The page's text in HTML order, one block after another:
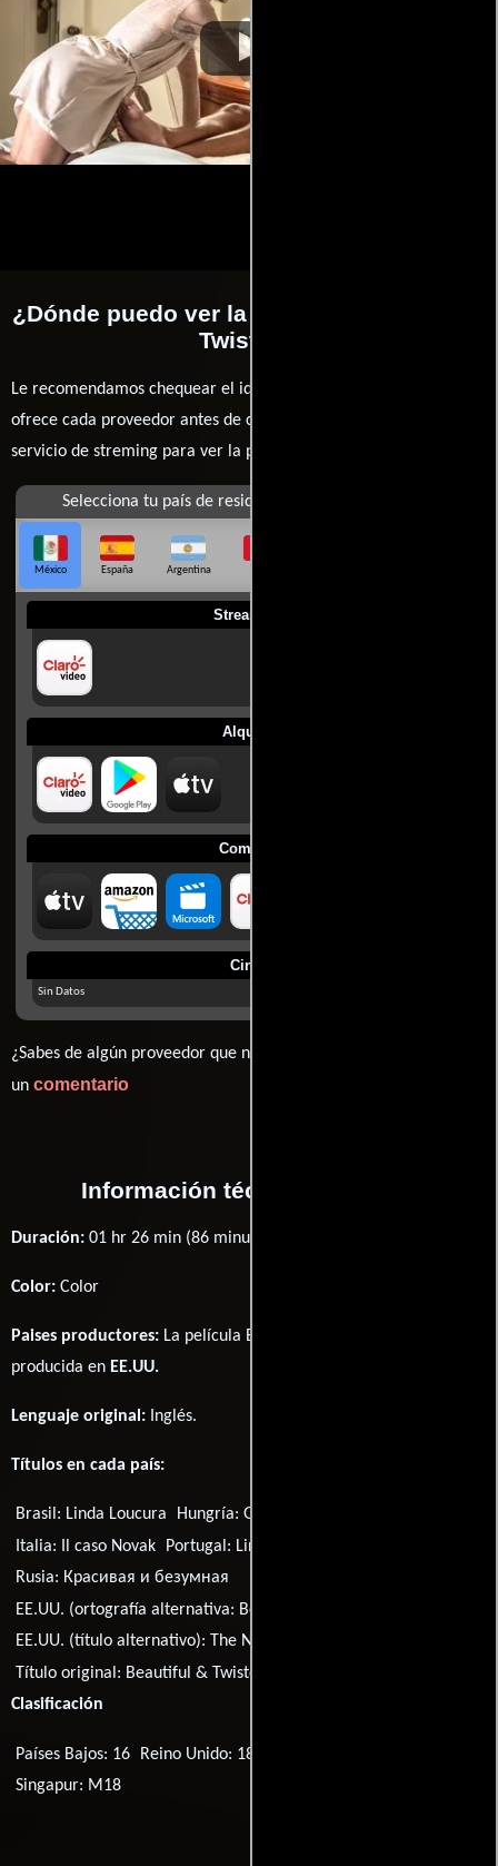
¿Dónde puedo ver la películas Beautiful &
Twisted?
Le recomendamos chequear el idioma, doblaje o subtítulos que
ofrece cada proveedor antes de comprar, alquilar o contratar un
servicio de streming para ver la películas.
Selecciona tu país de residencia
México España Argentina
Streaming
Alquilar
Comprar
Cines
Sin Datos
¿Sabes de algún proveedor que no estamos mostrando? déjanos
un comentario
Información técnica y general
Duración: 01 hr 26 min (86 minutos) .
Color: Color
Paises productores: La película Beautiful & Twisted fué
producida en EE.UU.
Lenguaje original: Inglés.
Títulos en cada país:
Brasil: Linda Loucura Hungría: Gyönyörű és agyafúrt
Italia:
Il caso Novak Portugal: Linda e Louca
Rusia: Красивая и безумная
EE.UU. (ortografía alternativa: Beautiful and Twisted
EE.UU. (título alternativo): The Novack Murders
Título original: Beautiful & Twisted
Clasificación
Países Bajos: 16 Reino Unido: 18
Singapur: M18